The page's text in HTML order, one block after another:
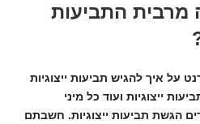
מרבית התביעות
על איך להגיש תביעות ייצוגיות
ייצוגיות ועוד כל מיני
הגשת תביעות ייצוגיות. חשבתם